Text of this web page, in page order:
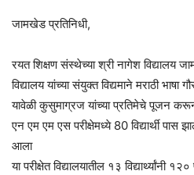
जामखेड प्रतिनिधी,
रयत शिक्षण संस्थेच्या श्री नागेश विद्यालय
विद्यालय यांच्या संयुक्त विद्यमाने मराठी भाषा
यावेळी कुसुमाग्रज यांच्या प्रतिमेचे पूजन
एन एम एम एस परीक्षेमध्ये 80 विद्यार्थी पास
आला
या परीक्षेत विद्यालयातील १३ विद्यार्थ्यांनी